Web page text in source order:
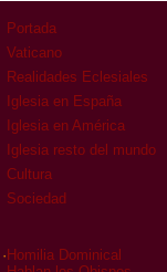
Portada
Vaticano
Realidades Eclesiales
Iglesia en España
Iglesia en América
Iglesia resto del mundo
Cultura
Sociedad
· Homilia Dominical